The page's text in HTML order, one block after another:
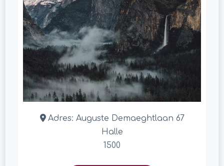
Adres: Auguste Demaeghtlaan 67
Halle
1500